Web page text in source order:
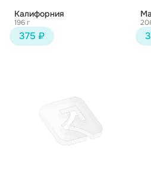
Калифорния
196 г
375 ₽